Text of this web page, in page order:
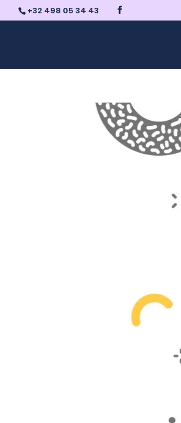
+32 498 05 34 43